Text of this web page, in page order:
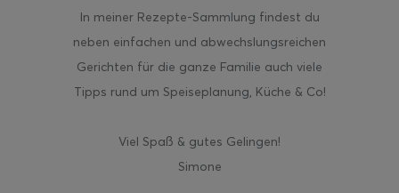
In meiner Rezepte-Sammlung findest du
neben einfachen und abwechslungsreichen
Gerichten für die ganze Familie auch viele
Tipps rund um Speiseplanung, Küche & Co!
Viel Spaß & gutes Gelingen!
Simone